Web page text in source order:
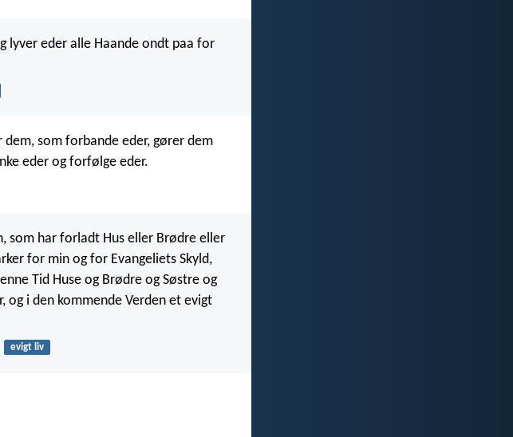
lyver eder alle Haande ondt paa for
dem, som forbande eder, gører dem
eder og forfølge eder.
som har forladt Hus eller Brødre eller
for min og for Evangeliets Skyld,
Tid Huse og Brødre og Søstre og
og i den kommende Verden et evigt
evigt liv